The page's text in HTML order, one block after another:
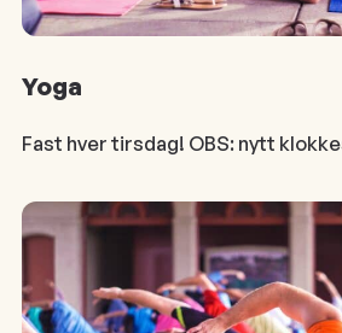
Yoga
Fast hver tirsdag! OBS: nytt